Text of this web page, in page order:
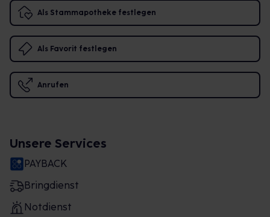
Als Stammapotheke festlegen
Als Favorit festlegen
Anrufen
Unsere Services
PAYBACK
Bringdienst
Notdienst